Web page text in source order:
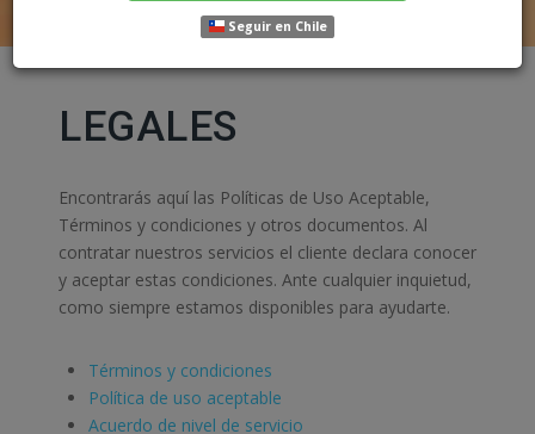
LEGALES
Encontrarás aquí las Políticas de Uso Aceptable,
Términos y condiciones y otros documentos. Al
contratar nuestros servicios el cliente declara conocer
y aceptar estas condiciones. Ante cualquier inquietud,
como siempre estamos disponibles para ayudarte.
Términos y condiciones
Política de uso aceptable
Acuerdo de nivel de servicio
Seguir en Chile